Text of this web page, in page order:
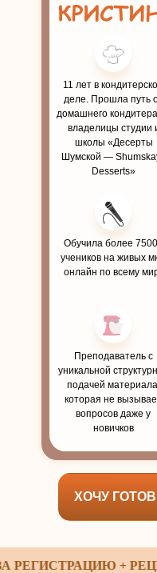
11 лет в
деле. Прошла путь
домашнего
владелицы студии
школы «Десерты
Шумской —
Desserts»
Обучила более
учеников на живых
онлайн по всему
Преподаватель с
уникальной
подачей
которая не
вопросов даже у
новичков
ХОЧУ
+ РЕЦЕПТ